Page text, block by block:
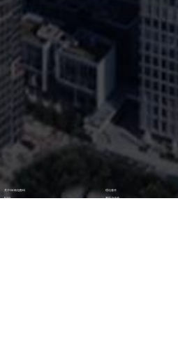
关于OK钱包数码 理论著作
ESG 资讯与活动